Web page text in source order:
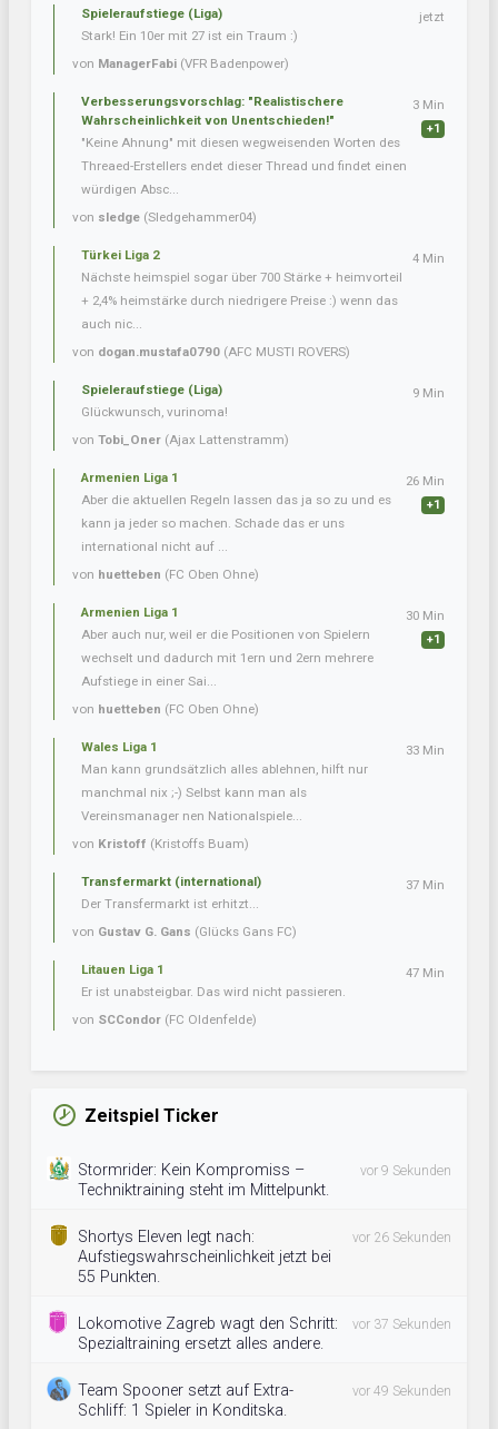
Spieleraufstiege (Liga)
Stark! Ein 10er mit 27 ist ein Traum :)
von ManagerFabi (VFR Badenpower)
jetzt
Verbesserungsvorschlag: "Realistischere
Wahrscheinlichkeit von Unentschieden!"
"Keine Ahnung" mit diesen wegweisenden Worten des
Threaed-Erstellers endet dieser Thread und findet einen
würdigen Absc...
von sledge (Sledgehammer04)
3 Min
+1
Türkei Liga 2
Nächste heimspiel sogar über 700 Stärke + heimvorteil
+ 2,4% heimstärke durch niedrigere Preise :) wenn das
auch nic...
von dogan.mustafa0790 (AFC MUSTI ROVERS)
4 Min
Spieleraufstiege (Liga)
Glückwunsch, vurinoma!
von Tobi_Oner (Ajax Lattenstramm)
9 Min
Armenien Liga 1
Aber die aktuellen Regeln lassen das ja so zu und es
kann ja jeder so machen. Schade das er uns
international nicht auf ...
von huetteben (FC Oben Ohne)
26 Min
+1
Armenien Liga 1
Aber auch nur, weil er die Positionen von Spielern
wechselt und dadurch mit 1ern und 2ern mehrere
Aufstiege in einer Sai...
von huetteben (FC Oben Ohne)
30 Min
+1
Wales Liga 1
Man kann grundsätzlich alles ablehnen, hilft nur
manchmal nix ;-) Selbst kann man als
Vereinsmanager nen Nationalspiele...
von Kristoff (Kristoffs Buam)
33 Min
Transfermarkt (international)
Der Transfermarkt ist erhitzt...
von Gustav G. Gans (Glücks Gans FC)
37 Min
Litauen Liga 1
Er ist unabsteigbar. Das wird nicht passieren.
von SCCondor (FC Oldenfelde)
47 Min
Zeitspiel Ticker
Stormrider: Kein Kompromiss –
Techniktraining steht im Mittelpunkt.
vor 9 Sekunden
Shortys Eleven legt nach:
Aufstiegswahrscheinlichkeit jetzt bei
55 Punkten.
vor 26 Sekunden
Lokomotive Zagreb wagt den Schritt:
Spezialtraining ersetzt alles andere.
vor 37 Sekunden
Team Spooner setzt auf Extra-
Schliff: 1 Spieler in Konditska.
vor 49 Sekunden